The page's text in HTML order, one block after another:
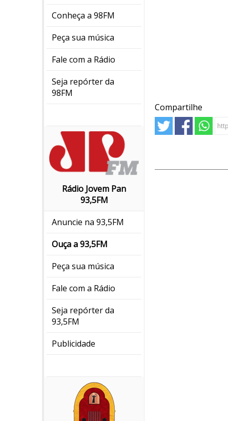
Conheça a 98FM
Peça sua música
Fale com a Rádio
Seja repórter da
98FM
Rádio Jovem Pan
93,5FM
Anuncie na 93,5FM
Ouça a 93,5FM
Peça sua música
Fale com a Rádio
Seja repórter da
93,5FM
Publicidade
Compartilhe